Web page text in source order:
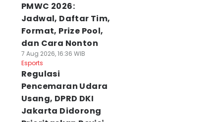
PMWC 2026:
Jadwal, Daftar Tim,
Format, Prize Pool,
dan Cara Nonton
7 Aug 2026, 16:36 WIB
Esports
Regulasi
Pencemaran Udara
Usang, DPRD DKI
Jakarta Didorong